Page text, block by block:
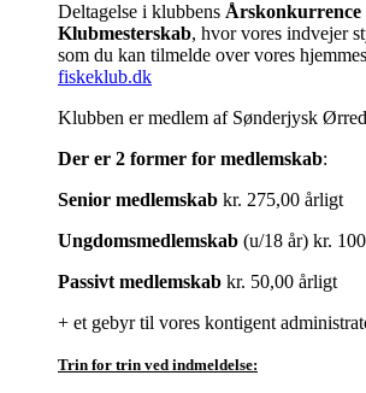
Deltagelse i klubbens Årskonkurrence
Klubmesterskab, hvor vores indvejer
som du kan tilmelde over vores
fiskeklub.dk
Klubben er medlem af Sønderjysk
Der er 2 former for medlemskab:
Senior medlemskab kr. 275,00 årligt
Ungdomsmedlemskab (u/18 år) kr.
Passivt medlemskab kr. 50,00 årligt
+ et gebyr til vores kontigent
Trin for trin ved indmeldelse: